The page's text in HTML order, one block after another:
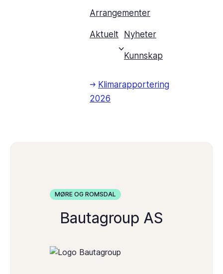
Arrangementer
Aktuelt Nyheter
Kunnskap
Klimarapportering
2026
MØRE OG ROMSDAL
Bautagroup AS